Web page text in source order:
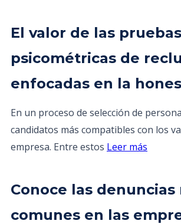
El valor de las pruebas
psicométricas de
enfocadas en la
En un proceso de selección de
candidatos más compatibles con los
empresa. Entre estos Leer más
Conoce las denuncias
comunes en las